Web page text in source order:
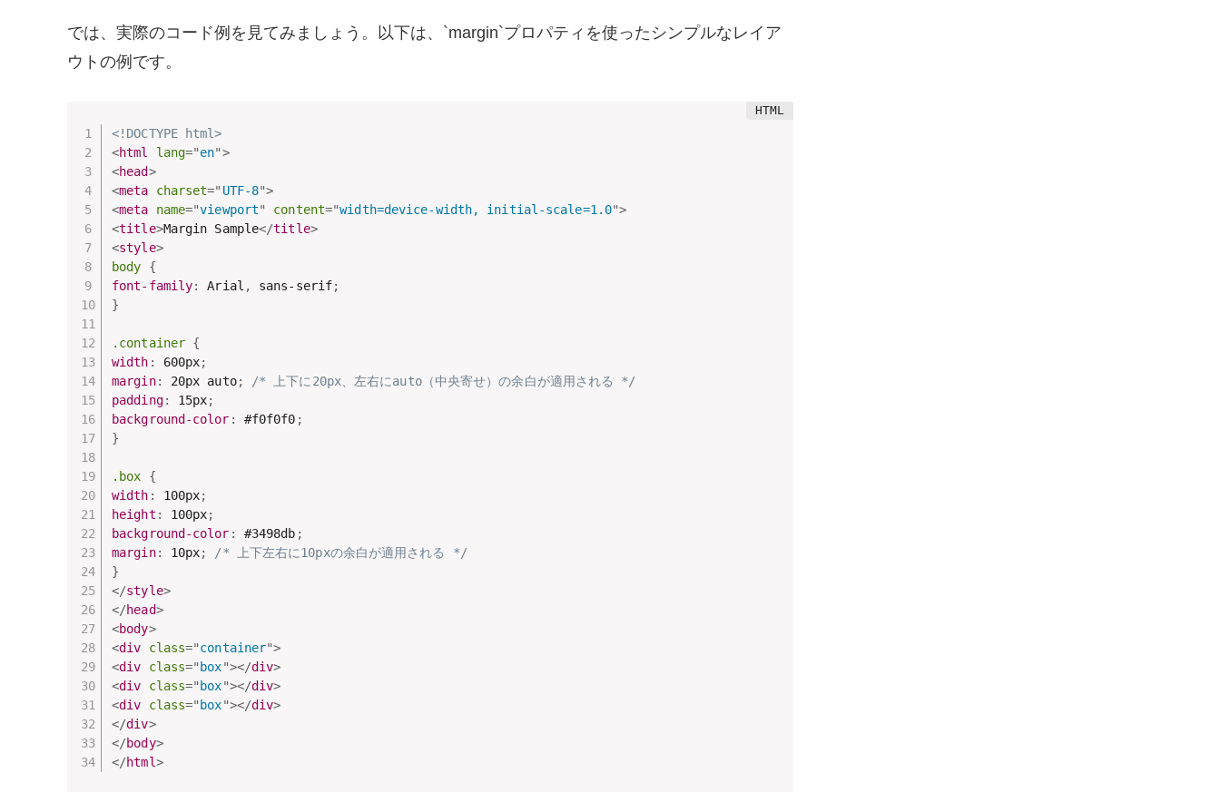
では、実際のコード例を見てみましょう。以下は、`margin`プロパティを使ったシンプルなレイア
ウトの例です。
<!DOCTYPE html>
<html lang="en">
<head>
<meta charset="UTF-8">
<meta name="viewport" content="width=device-width, initial-scale=1.0">
<title>Margin Sample</title>
<style>
body
{
font-family: Arial , sans-serif;
}
.container {
width : 600px;
margin: 20px auto;
/* 上下に20px、左右にauto（中央寄せ）の余白が適用される */
padding: 15px;
background-color : #f0f0f0 ;
}
.box
{
width : 100px;
height : 100px;
background-color : #3498db ;
margin: 10px;
/* 上下左右に10pxの余白が適用される */
}
</style>
</head>
<body>
<div class="container">
<div class="box"></div>
<div class="box"></div>
<div class="box"></div>
</div>
</body>
</html>